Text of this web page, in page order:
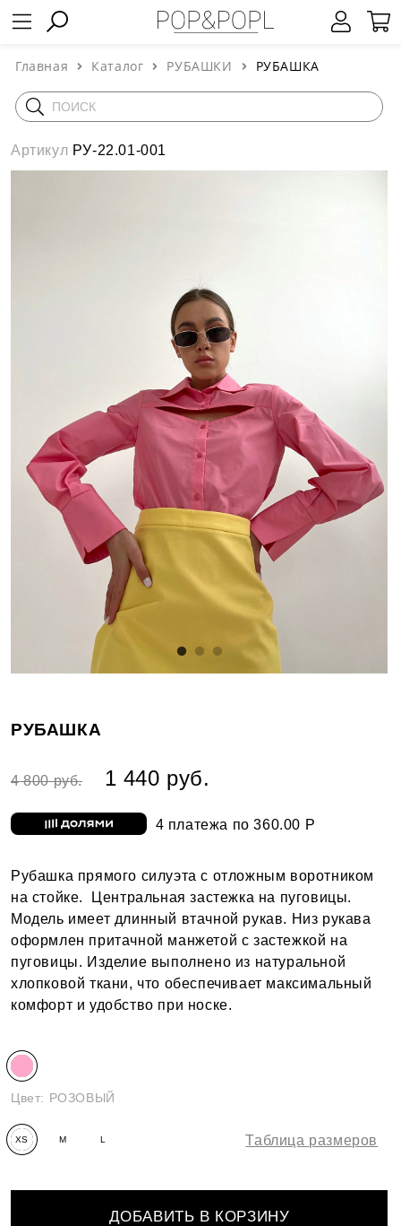
Главная Каталог РУБАШКИ РУБАШКА
Артикул РУ-22.01-001
РУБАШКА
4 800 руб. 1 440 руб.
4 платежа по 360.00 Р
Рубашка прямого силуэта с отложным воротником
на стойке. Центральная застежка на пуговицы.
Модель имеет длинный втачной рукав. Низ рукава
оформлен притачной манжетой с застежкой на
пуговицы. Изделие выполнено из натуральной
хлопковой ткани, что обеспечивает максимальный
комфорт и удобство при носке.
Цвет: РОЗОВЫЙ
XS M L Таблица размеров
ДОБАВИТЬ В КОРЗИНУ